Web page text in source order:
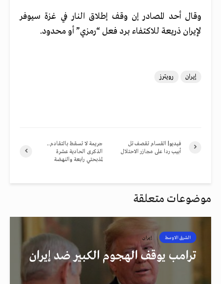
وقال أحد المصادر إن وقف إطلاق النار في غزة سيوفر
لإيران ذريعة للاكتفاء برد فعل “رمزي” أو محدود.
إيران رويترز
جريمة لا تسقط بالتقادم..
الذكرى الحادية عشرة
لمذبحتي رابعة والنهضة
فيديو| القسام تقصف تل
أبيب ردا على مجازر الاحتلال
موضوعات متعلقة
الشرق الاوسط إيران
ترامب يوقف الهجوم الكبير ضد إيران